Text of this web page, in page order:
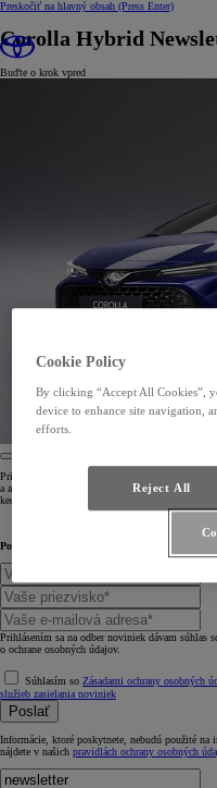
Preskočiť na hlavný obsah (Press Enter)
Corolla Hybrid
Buďte o krok vpred
Prihláste sa na odber noviniek Corolla Hybrid a
a aktualizácie. Ostrejšia, inteligentnejšia a
kedykoľvek predtým.
Povedzte nám niečo o sebe.
Prihlásením sa na odber noviniek dávam súhlas
o ochrane osobných údajov.
Súhlasím so Zásadami ochrany osobných
služieb zasielania noviniek
Poslať
Informácie, ktoré poskytnete, nebudú použité
nájdete v našich pravidlách ochrany osobných
Cookie Policy
By clicking “Accept All Cookies”,
device to enhance site navigation,
efforts.
Reject All